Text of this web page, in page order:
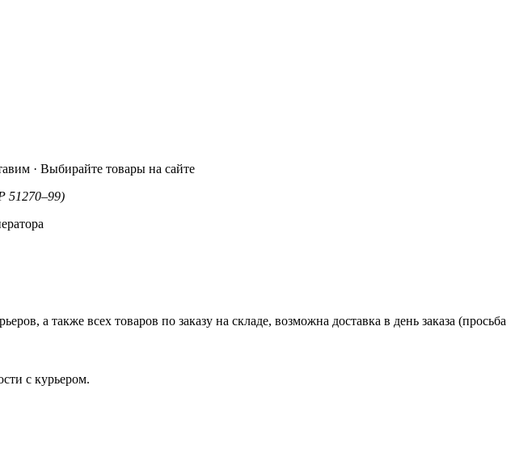
· Выбирайте товары на сайте
51270–99)
а также всех товаров по заказу на складе, возможна доставка в день заказа (просьба
с курьером.